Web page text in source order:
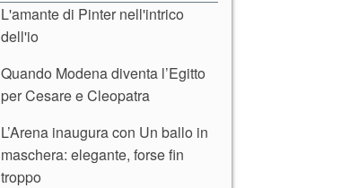
L'amante di Pinter nell'intrico
dell'io
Quando Modena diventa l’Egitto
per Cesare e Cleopatra
L’Arena inaugura con Un ballo in
maschera: elegante, forse fin
troppo